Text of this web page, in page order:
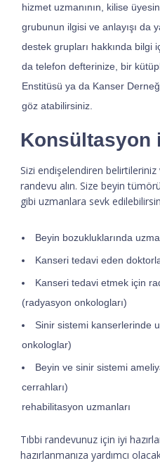
hizmet uzmanının, kilise
grubunun ilgisi ve anlayışı da
destek grupları hakkında bilgi
da telefon defterinize, bir
Enstitüsü ya da Kanser
göz atabilirsiniz.
Konsültasyon
Sizi endişelendiren
randevu alın. Size beyin
gibi uzmanlara sevk
Beyin bozukluklarında
Kanseri tedavi eden
Kanseri tedavi etmek için
(radyasyon onkologları)
Sinir sistemi kanserlerinde
onkologlar)
Beyin ve sinir sistemi
cerrahları)
rehabilitasyon uzmanları
Tıbbi randevunuz için iyi
hazırlanmanıza yardımcı